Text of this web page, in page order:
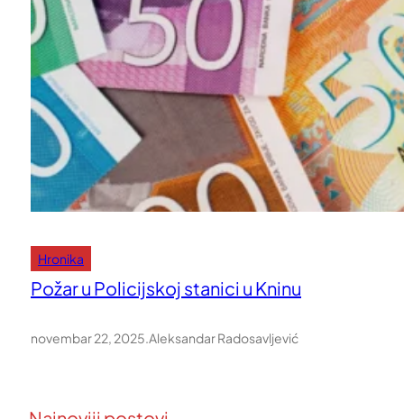
Hronika
Požar u Policijskoj stanici u Kninu
novembar 22, 2025.Aleksandar Radosavljević